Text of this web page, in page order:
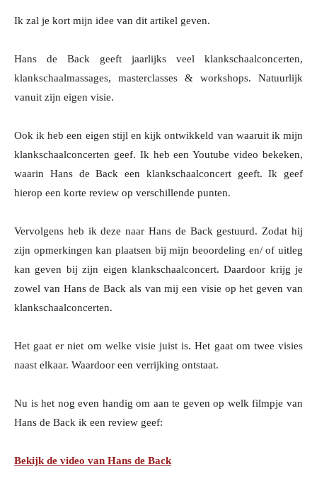
Ik zal je kort mijn idee van dit artikel geven.
Hans de Back geeft jaarlijks veel klankschaalconcerten,
klankschaalmassages, masterclasses & workshops. Natuurlijk
vanuit zijn eigen visie.
Ook ik heb een eigen stijl en kijk ontwikkeld van waaruit ik mijn
klankschaalconcerten geef. Ik heb een Youtube video bekeken,
waarin Hans de Back een klankschaalconcert geeft. Ik geef
hierop een korte review op verschillende punten.
Vervolgens heb ik deze naar Hans de Back gestuurd. Zodat hij
zijn opmerkingen kan plaatsen bij mijn beoordeling en/ of uitleg
kan geven bij zijn eigen klankschaalconcert. Daardoor krijg je
zowel van Hans de Back als van mij een visie op het geven van
klankschaalconcerten.
Het gaat er niet om welke visie juist is. Het gaat om twee visies
naast elkaar. Waardoor een verrijking ontstaat.
Nu is het nog even handig om aan te geven op welk filmpje van
Hans de Back ik een review geef:
Bekijk de video van Hans de Back